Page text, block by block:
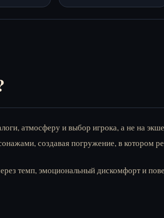
конца.
атмосферу и выбор игрока, а не на
создавая погружение, в
темп, эмоциональный дискомфорт и